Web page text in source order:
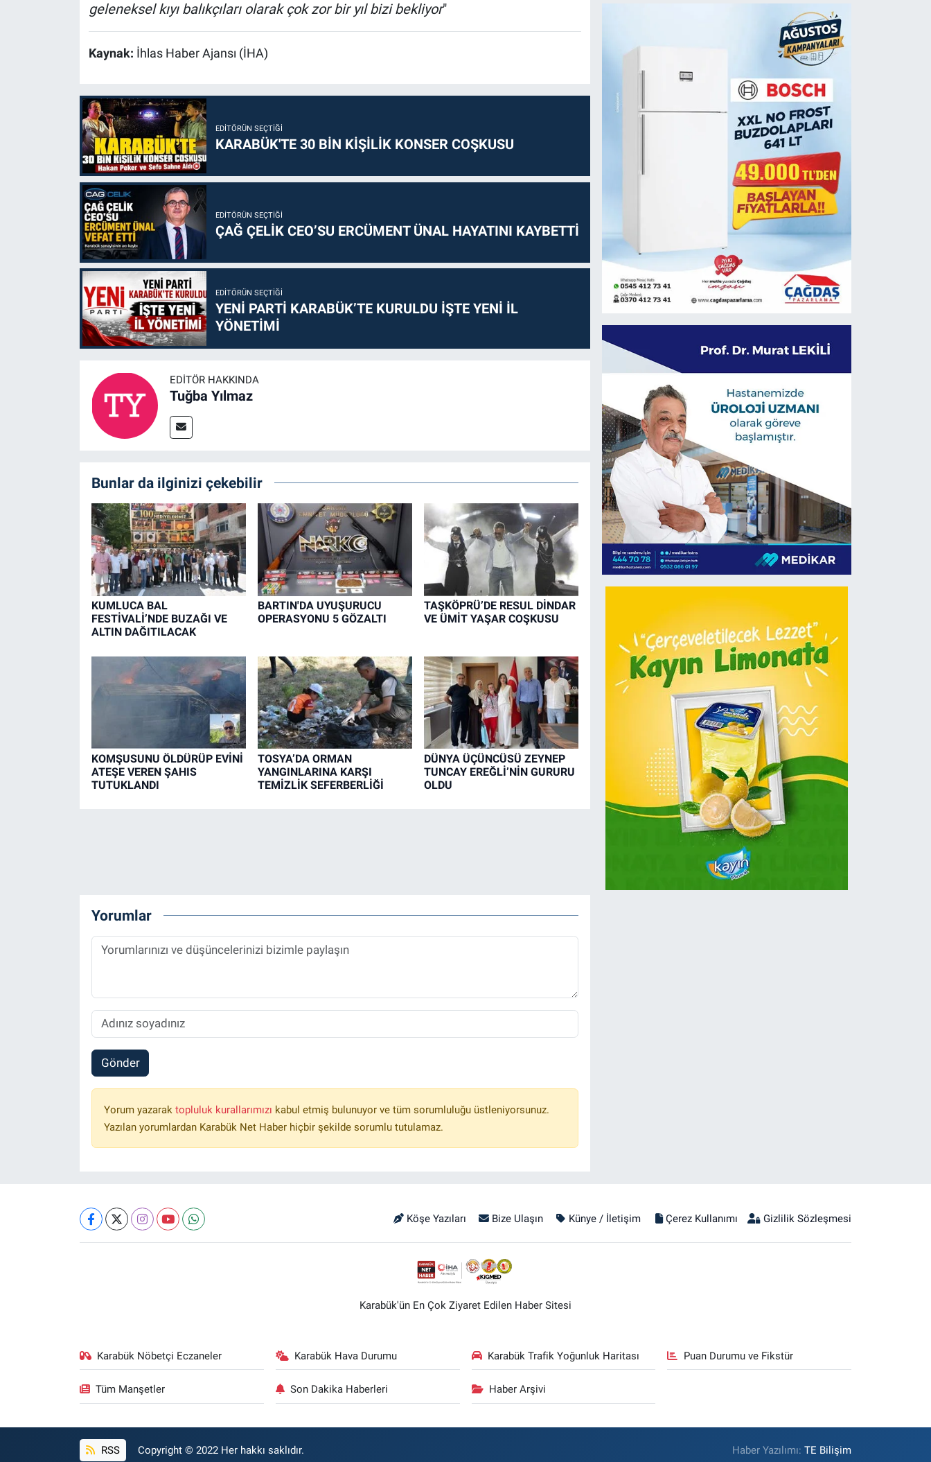
geleneksel kıyı balıkçıları olarak çok zor bir yıl bizi bekliyor"
Kaynak: İhlas Haber Ajansı (İHA)
EDITÖRÜN SEÇTIĞI
KARABÜK'TE 30 BİN KİŞİLİK KONSER COŞKUSU
EDITÖRÜN SEÇTIĞI
ÇAĞ ÇELİK CEO’SU ERCÜMENT ÜNAL HAYATINI KAYBETTİ
EDITÖRÜN SEÇTIĞI
YENİ PARTİ KARABÜK’TE KURULDU İŞTE YENİ İL
YÖNETİMİ
EDITÖR HAKKINDA
Tuğba Yılmaz
Bunlar da ilginizi çekebilir
KUMLUCA BAL
FESTİVALİ’NDE BUZAĞI VE
ALTIN DAĞITILACAK
BARTIN'DA UYUŞURUCU
OPERASYONU 5 GÖZALTI
TAŞKÖPRÜ’DE RESUL DİNDAR
VE ÜMİT YAŞAR COŞKUSU
KOMŞUSUNU ÖLDÜRÜP EVİNİ
ATEŞE VEREN ŞAHIS
TUTUKLANDI
TOSYA’DA ORMAN
YANGINLARINA KARŞI
TEMİZLİK SEFERBERLİĞİ
DÜNYA ÜÇÜNCÜSÜ ZEYNEP
TUNCAY EREĞLİ’NİN GURURU
OLDU
Yorumlar
Gönder
Yorum yazarak topluluk kurallarımızı kabul etmiş bulunuyor ve tüm sorumluluğu üstleniyorsunuz.
Yazılan yorumlardan Karabük Net Haber hiçbir şekilde sorumlu tutulamaz.
Köşe Yazıları Bize Ulaşın Künye / İletişim Çerez Kullanımı Gizlilik Sözleşmesi
Karabük'ün En Çok Ziyaret Edilen Haber Sitesi
Karabük Nöbetçi Eczaneler Karabük Hava Durumu Karabük Trafik Yoğunluk Haritası Puan Durumu ve Fikstür
Tüm Manşetler Son Dakika Haberleri Haber Arşivi
RSS Copyright © 2022 Her hakkı saklıdır. Haber Yazılımı:TE Bilişim